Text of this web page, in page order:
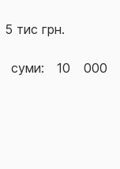
5 тис грн.
суми: 10 000